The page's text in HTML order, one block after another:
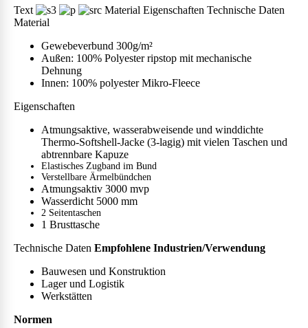
Text
Material Eigenschaften Technische Daten
Material
Gewebeverbund 300g/m²
Außen: 100% Polyester ripstop mit mechanische
Dehnung
Innen: 100% polyester Mikro-Fleece
Eigenschaften
Atmungsaktive, wasserabweisende und winddichte
Thermo-Softshell-Jacke (3-lagig) mit vielen Taschen und
abtrennbare Kapuze
Elastisches Zugband im Bund
Verstellbare Ärmelbündchen
Atmungsaktiv 3000 mvp
Wasserdicht 5000 mm
2 Seitentaschen
1 Brusttasche
Technische Daten Empfohlene Industrien/Verwendung
Bauwesen und Konstruktion
Lager und Logistik
Werkstätten
Normen